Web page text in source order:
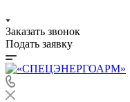
Заказать звонок
Подать заявку